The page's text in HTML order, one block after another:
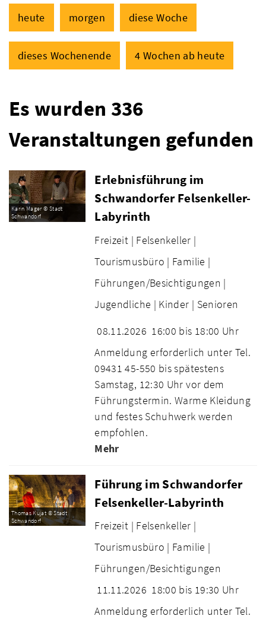
heute morgen diese Woche
dieses Wochenende 4 Wochen ab heute
Es wurden 336
Veranstaltungen gefunden
Karin Mager © Stadt
Schwandorf
Erlebnisführung im
Schwandorfer Felsenkeller-
Labyrinth
Freizeit | Felsenkeller |
Tourismusbüro | Familie |
Führungen/Besichtigungen |
Jugendliche | Kinder | Senioren
08.11.2026 16:00 bis 18:00 Uhr
Anmeldung erforderlich unter Tel.
09431 45-550 bis spätestens
Samstag, 12:30 Uhr vor dem
Führungstermin. Warme Kleidung
und festes Schuhwerk werden
empfohlen.
Mehr
Thomas Kujat © Stadt
Schwandorf
Führung im Schwandorfer
Felsenkeller-Labyrinth
Freizeit | Felsenkeller |
Tourismusbüro | Familie |
Führungen/Besichtigungen
11.11.2026 18:00 bis 19:30 Uhr
Anmeldung erforderlich unter Tel.